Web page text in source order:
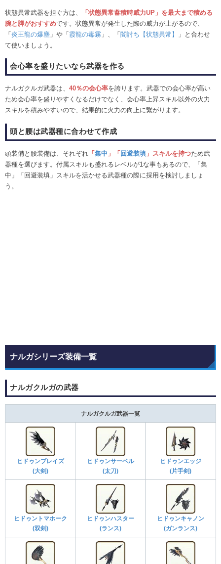
状態異常武器を担ぐ方は、
「状態異常蓄積時威力UP」を最大まで積める
腕と脚がおすすめです。状態異常が発生した際の威力が上がるので、
「炎王龍の爆塵 」や「霞龍の毒霧 」、「闇討ち【状態異常】
」と合わせ
て使いましょう。
会心率を盛りたいなら武器を作る
ナルガクルガ武器は、 40％の会心率を誇ります。武器での会心率が高い
ため会心率を盛りやすくなるだけでなく、会心率上昇スキル以外の火力
スキルを積みやすいので、結果的に火力の向上に繋がります。
頭と腰は武器種に合わせて作成
頭装備と腰装備は、それぞれ 「 集中 」「 回避装填 」スキルを持つため武
器種を選びます。付属スキルも盛れるレベルが1な事もあるので、「集
中」「回避装填」スキルを活かせる武器種の際に採用を検討しましょ
う。
ナルガシリーズ装備一覧
ナルガクルガの武器
ナルガクルガ武器一覧
ヒドゥンブレイズ
(大剣)
ヒドゥンサーベル
(太刀)
ヒドゥンエッジ
(片手剣)
ヒドゥントマホーク
(双剣)
ヒドゥンハスター
(ランス)
ヒドゥンキャノン
(ガンランス)